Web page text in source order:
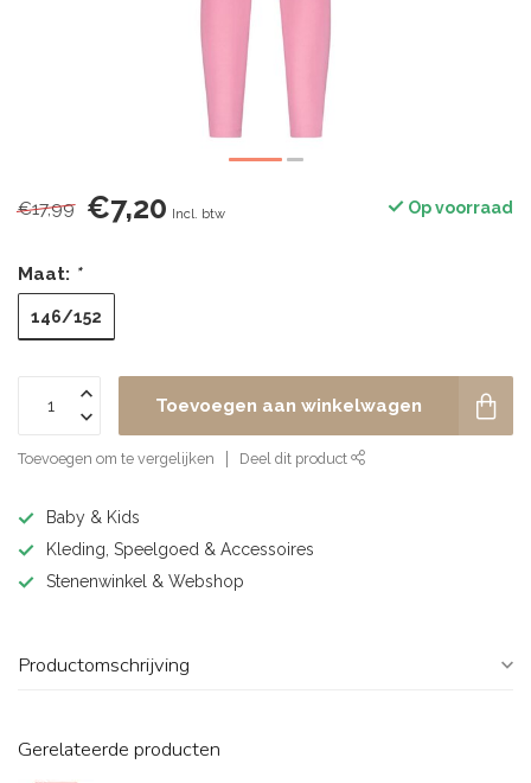
€17,99 €7,20 Incl. btw Op voorraad
Maat: *
146/152
Toevoegen aan winkelwagen
Toevoegen om te vergelijken Deel dit product
Baby & Kids
Kleding, Speelgoed & Accessoires
Stenenwinkel & Webshop
Productomschrijving
Gerelateerde producten